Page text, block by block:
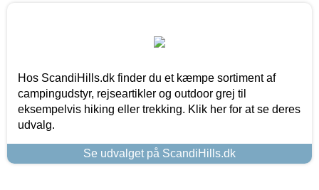
Hos ScandiHills.dk finder du et kæmpe sortiment af
campingudstyr, rejseartikler og outdoor grej til
eksempelvis hiking eller trekking. Klik her for at se deres
udvalg.
Se udvalget på ScandiHills.dk